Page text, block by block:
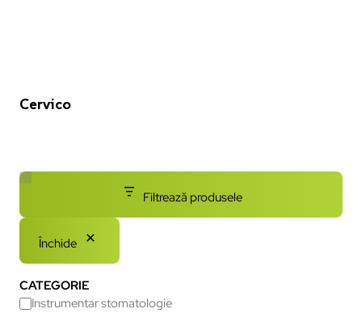
Cervico
Filtrează produsele
Închide
CATEGORIE
Instrumentar stomatologie